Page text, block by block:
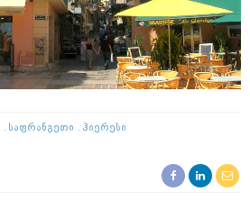
Საფრანგეთი Ჰიერესი